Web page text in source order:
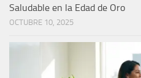
Saludable en la Edad de Oro
OCTUBRE 10, 2025